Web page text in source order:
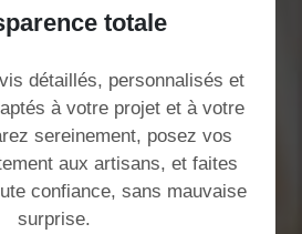
totale
détaillés, personnalisés et
à votre projet et à votre
sereinement, posez vos
aux artisans, et faites
confiance, sans mauvaise
surprise.